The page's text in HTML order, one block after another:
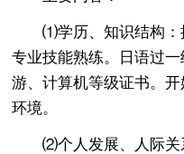
⑴学历、知识结构：提
专业技能熟练。日语过
游、计算机等级证书。
环境。
⑵个人发展、人际关